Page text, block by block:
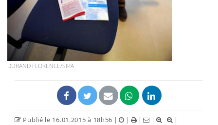
DURAND FLORENCE/SIPA
Publié le 16.01.2015 à 18h56 | | | |
|